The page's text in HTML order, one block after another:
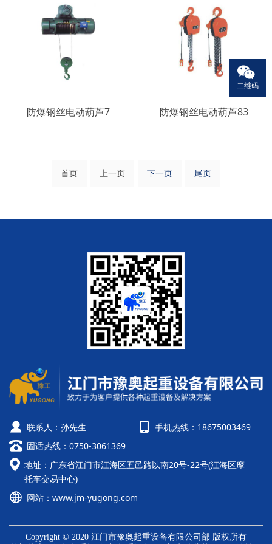
防爆钢丝电动葫芦7 防爆钢丝电动葫芦83
首页 上一页 下一页 尾页
联系人：孙先生
手机热线：18675003469
固话热线：0750-3061369
地址：广东省江门市江海区五邑路以南20号-22号(江海区摩
托车交易中心)
网站： www.jm-yugong.com
Copyright © 2020 江门市豫奥起重设备有限公司部 版权所有
二维码